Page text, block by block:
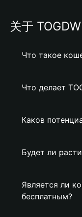
关于
Что такое
Что делает
Каков
Будет ли
Является ли
бесплатным?